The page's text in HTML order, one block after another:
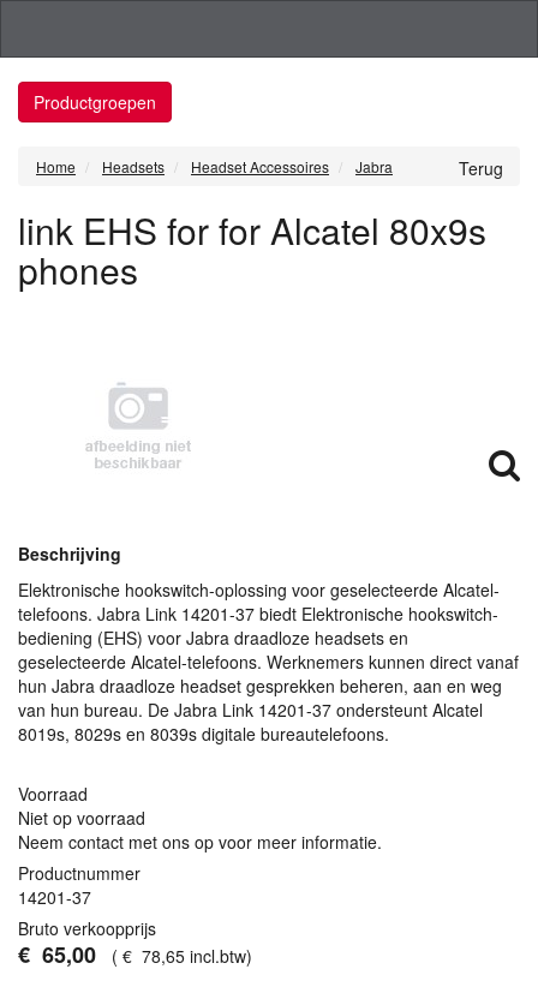
Productgroepen
Terug
Home Headsets Headset Accessoires Jabra
link EHS for for Alcatel 80x9s
phones
Beschrijving
Elektronische hookswitch-oplossing voor geselecteerde Alcatel-
telefoons. Jabra Link 14201-37 biedt Elektronische hookswitch-
bediening (EHS) voor Jabra draadloze headsets en
geselecteerde Alcatel-telefoons. Werknemers kunnen direct vanaf
hun Jabra draadloze headset gesprekken beheren, aan en weg
van hun bureau. De Jabra Link 14201-37 ondersteunt Alcatel
8019s, 8029s en 8039s digitale bureautelefoons.
Voorraad
Niet op voorraad
Neem contact met ons op voor meer informatie.
Productnummer
14201-37
Bruto verkoopprijs
€ 65,00 ( € 78,65 incl.btw)